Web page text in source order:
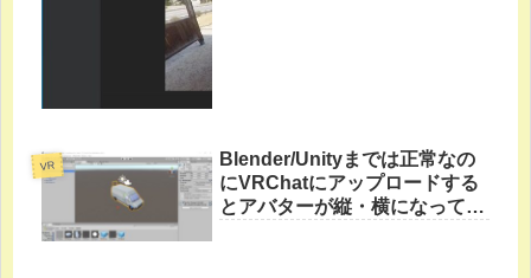
VR
Blender/Unityまでは正常なの
にVRChatにアップロードする
とアバターが縦・横になってし